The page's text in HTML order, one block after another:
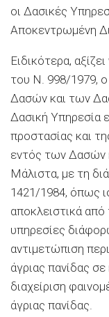
οι Δασικές
Αποκεντρωμένη
Ειδικότερα,
του Ν. 998/1979,
Δασών και των
Δασική Υπηρεσία
προστασίας και
εντός των Δασών
Μάλιστα, με τη
1421/1984, όπως
αποκλειστικά από
υπηρεσίες
αντιμετώπιση
άγριας πανίδας
διαχείριση
άγριας πανίδας.